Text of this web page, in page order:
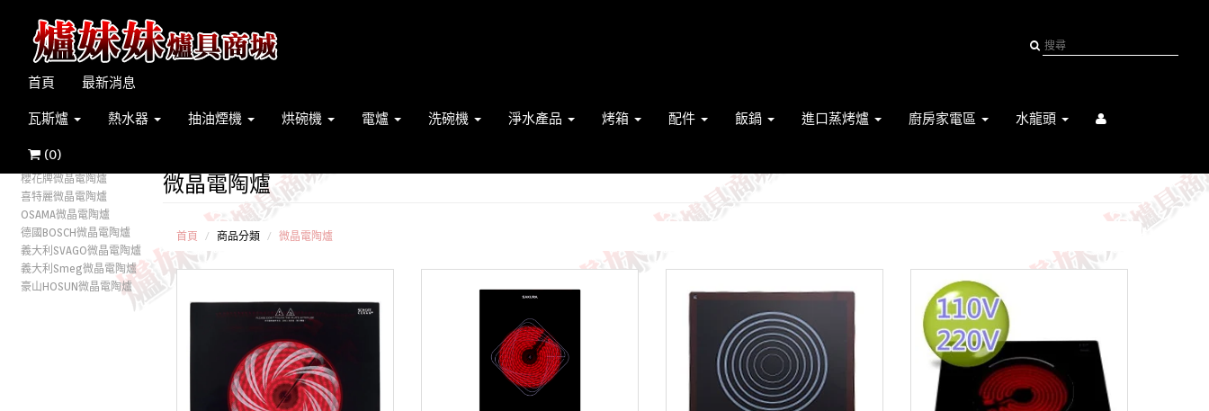
首頁 最新消息
瓦斯爐 熱水器 抽油煙機 烘碗機 電爐 洗碗機 淨水產品 烤箱 配件 飯鍋 進口蒸烤爐 廚房家電區 水龍頭
(0)
櫻花牌微晶電陶爐
喜特麗微晶電陶爐
OSAMA微晶電陶爐
德國BOSCH微晶電陶爐
義大利SVAGO微晶電陶爐
義大利Smeg微晶電陶爐
豪山HOSUN微晶電陶爐
微晶電陶爐
首頁 商品分類 微晶電陶爐